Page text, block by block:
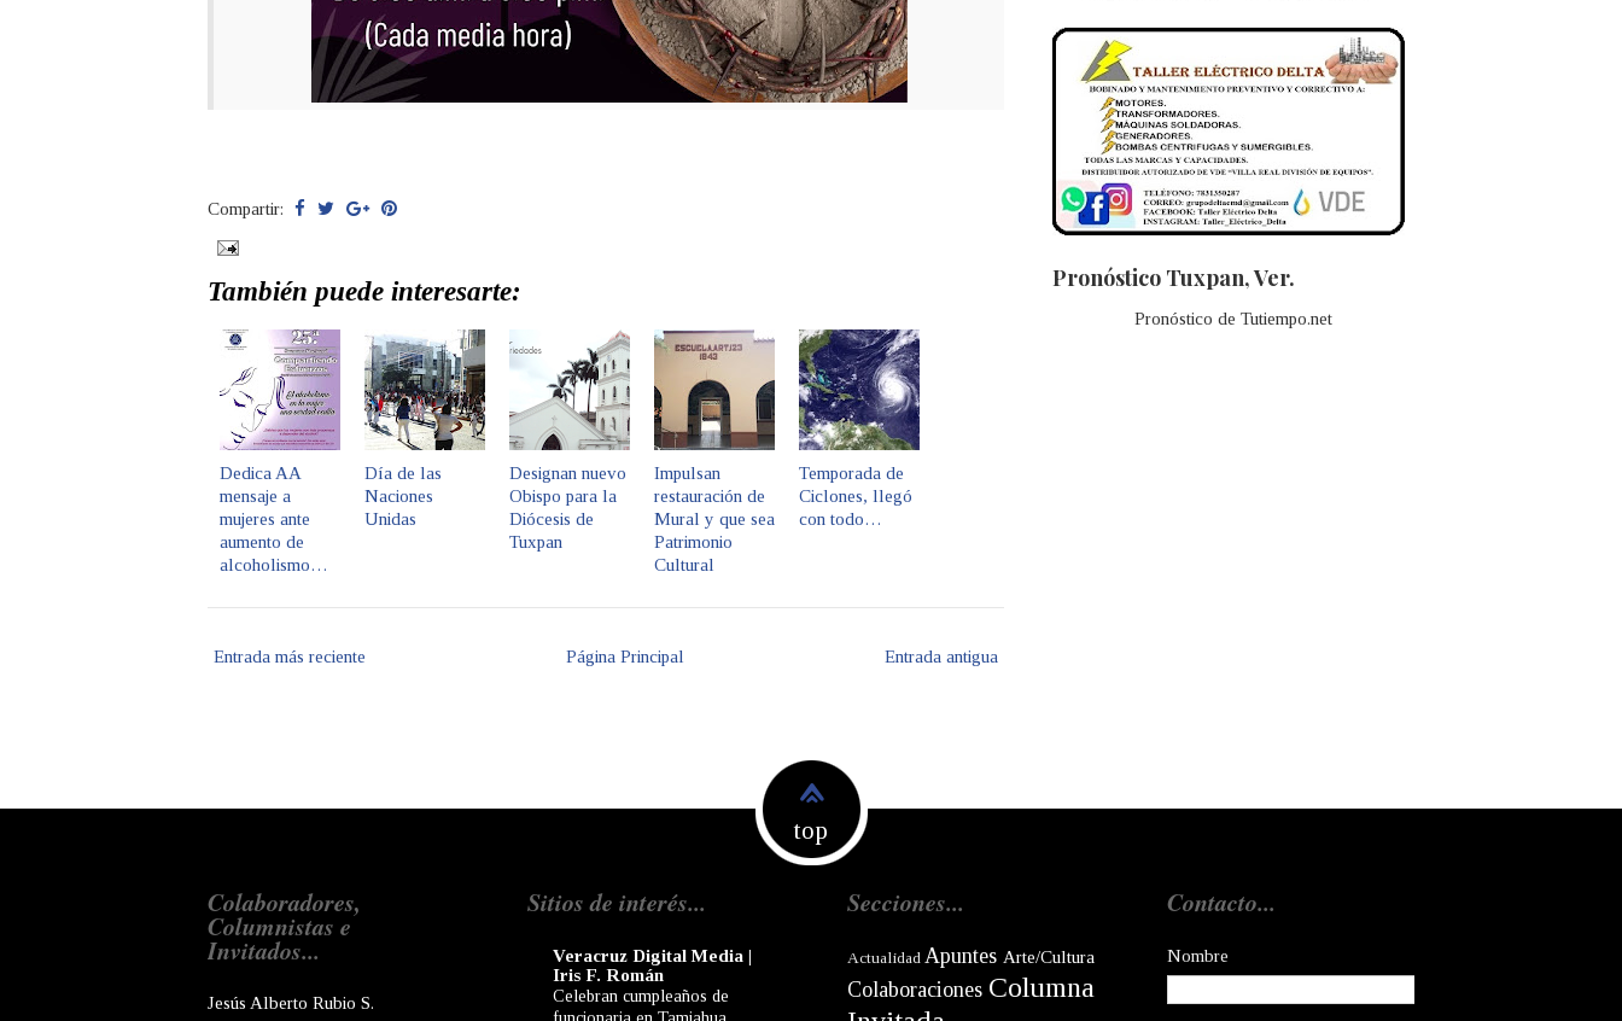
Compartir:
También puede interesarte:
Dedica AA
mensaje a
mujeres ante
aumento de
alcoholismo…
Día de las
Naciones
Unidas
Designan nuevo
Obispo para la
Diócesis de
Tuxpan
Impulsan
restauración de
Mural y que sea
Patrimonio
Cultural
Temporada de
Ciclones, llegó
con todo…
Entrada más reciente Entrada antigua
Página Principal
Pronóstico Tuxpan, Ver.
Pronóstico de Tutiempo.net
top
Colaboradores,
Columnistas e
Invitados...
Jesús Alberto Rubio S.
Sitios de interés...
Veracruz Digital Media |
Iris F. Román
Celebran cumpleaños de
Secciones...
Actualidad Apuntes Arte/Cultura
Colaboraciones Columna
Contacto...
Nombre